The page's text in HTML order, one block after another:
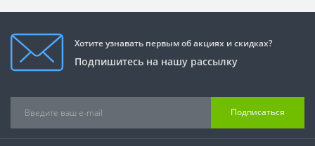
Хотите узнавать первым об акциях и скидках?
Подпишитесь на нашу рассылку
Подписаться